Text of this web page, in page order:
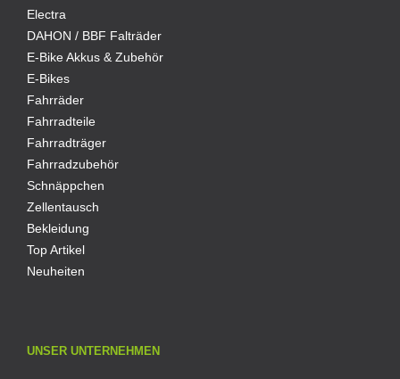
Electra
DAHON / BBF Falträder
E-Bike Akkus & Zubehör
E-Bikes
Fahrräder
Fahrradteile
Fahrradträger
Fahrradzubehör
Schnäppchen
Zellentausch
Bekleidung
Top Artikel
Neuheiten
UNSER UNTERNEHMEN